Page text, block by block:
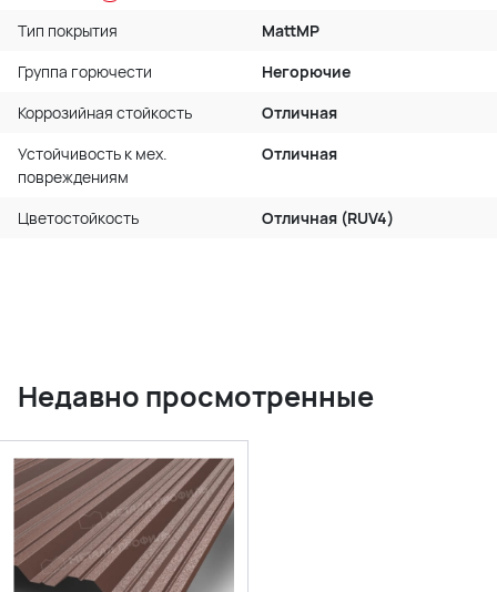
Тип покрытия
MattMP
Группа горючести
Негорючие
Коррозийная стойкость
Отличная
Устойчивость к мех.
повреждениям
Отличная
Цветостойкость Отличная (RUV4)
Недавно просмотренные